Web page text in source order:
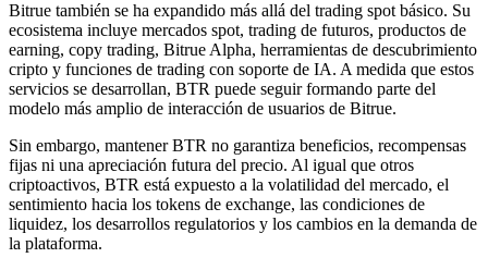
Power Piggy
Gana recompensas competitivas diariamente
Bitrue también se ha expandido más allá del trading spot básico. Su
ecosistema incluye mercados spot, trading de futuros, productos de
earning, copy trading, Bitrue Alpha, herramientas de descubrimiento
cripto y funciones de trading con soporte de IA. A medida que estos
servicios se desarrollan, BTR puede seguir formando parte del
modelo más amplio de interacción de usuarios de Bitrue.
Sin embargo, mantener BTR no garantiza beneficios, recompensas
fijas ni una apreciación futura del precio. Al igual que otros
criptoactivos, BTR está expuesto a la volatilidad del mercado, el
sentimiento hacia los tokens de exchange, las condiciones de
liquidez, los desarrollos regulatorios y los cambios en la demanda de
la plataforma.